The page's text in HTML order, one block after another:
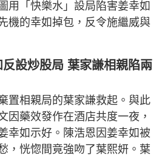
用「快樂水」設局陷害姜幸如
機的幸如掉包，反令施繼威與
設炒股局 葉家謙相親陷兩
置相親局的葉家謙救起。與此
因藥效發作在酒店共度一夜，
幸如示好。陳浩恩因姜幸如被
，恍惚間竟強吻了葉熙妍。葉